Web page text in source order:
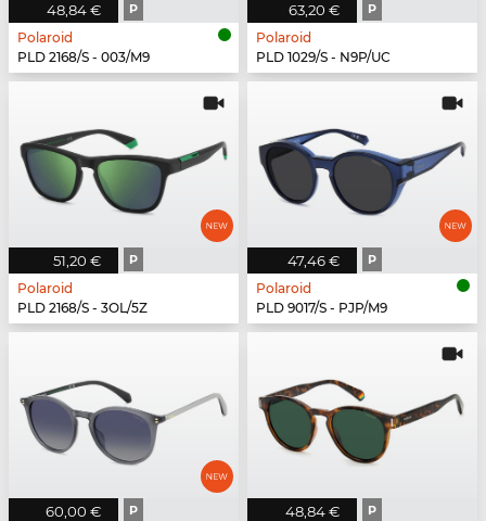
48,84 € P
Polaroid
PLD 2168/S - 003/M9
63,20 € P
Polaroid
PLD 1029/S - N9P/UC
51,20 € P
Polaroid
PLD 2168/S - 3OL/5Z
47,46 € P
Polaroid
PLD 9017/S - PJP/M9
60,00 € P 48,84 € P